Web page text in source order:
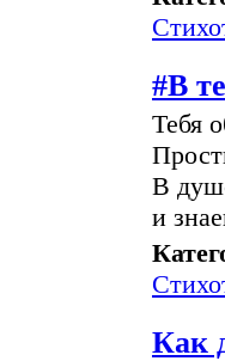
#В
Тебя
В
и
Как